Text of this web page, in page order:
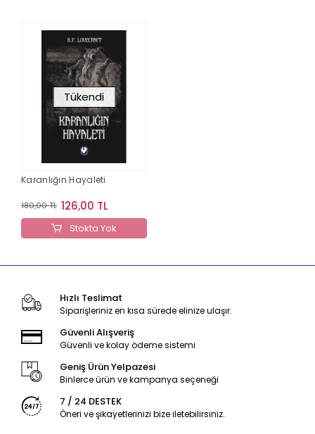
Tükendi
Karanlığın Hayaleti
180,00 TL 126,00 TL
Stokta Yok
Hızlı Teslimat
Siparişleriniz en kısa sürede elinize ulaşır.
Güvenli Alışveriş
Güvenli ve kolay ödeme sistemi
Geniş Ürün Yelpazesi
Binlerce ürün ve kampanya seçeneği
7 / 24 DESTEK
Öneri ve şikayetlerinizi bize iletebilirsiniz.